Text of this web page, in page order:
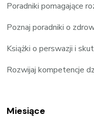
Poradniki pomagające
Poznaj poradniki o
Książki o perswazji i
Rozwijaj kompetencje
Miesiące